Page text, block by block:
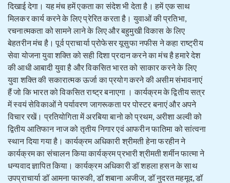
दिखाई देगा। यह मंच हमें एकता का संदेश भी देता है। हमें एक साथ
मिलकर कार्य करने के लिए प्रेरित करता है। युवाओं की प्रतिभा,
रचनात्मकता को सामने लाने के लिए और बहुमुखी विकास के लिए
बेहतरीन मंच है। पूर्व प्राचार्या प्रोफेसर यूसुफा नफीस ने कहा राष्ट्रीय
सेवा योजना युवा शक्ति को सही दिशा प्रदान करने का मंच है हमारे देश
की आधी आबादी युवा है और विकसित भारत को साकार करने के लिए
युवा शक्ति की सकारात्मक ऊर्जा का प्रयोग करने की असीम संभावनाएं
हैं जो कि भारत को विकसित राष्ट्र बनाएगा । कार्यक्रम के द्वितीय सत्र
में स्वयं सेविकाओं ने पर्यावरण जागरूकता पर पोस्टर बनाएं और अपने
विचार रखें। प्रतियोगिता में अरबिया बानो को प्रथम, अरीशा अल्वी को
द्वितीय आतिफान नाज को तृतीय निगार एवं आफरीन फातिमा को सांत्वना
स्थान दिया गया है। कार्यक्रम अधिकारी श्रीमती हेना फरहीन ने
कार्यक्रम का संचालन किया कार्यक्रम प्रभारी श्रीमती शर्मीन फात्मा ने
धन्यवाद ज्ञापित किया। कार्यक्रम अधिकारी डॉ शहला हसन के साथ
उपप्राचार्या डॉ आमना फारुकी, डॉ शबाना अजीज, डॉ नुदरत महमूद, डॉ